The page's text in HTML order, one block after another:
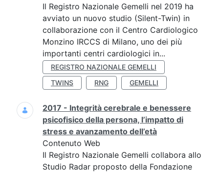
Il Registro Nazionale Gemelli nel 2019 ha
avviato un nuovo studio (Silent-Twin) in
collaborazione con il Centro Cardiologico
Monzino IRCCS di Milano, uno dei più
importanti centri cardiologici in...
REGISTRO NAZIONALE GEMELLI
TWINS
RNG GEMELLI
2017 - Integrità cerebrale e benessere
psicofisico della persona, l’impatto di
stress e avanzamento dell’età
Contenuto Web
Il Registro Nazionale Gemelli collabora allo
Studio Radar proposto della Fondazione